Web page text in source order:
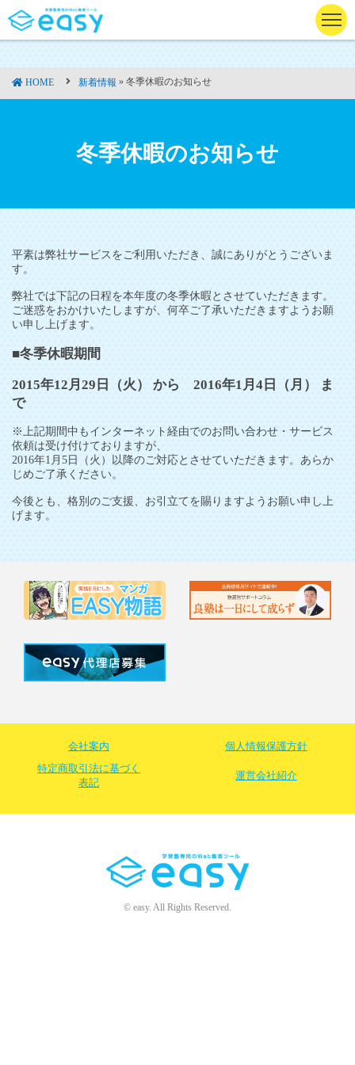
HOME 新着情報 » 冬季休暇のお知らせ
冬季休暇のお知らせ
平素は弊社サービスをご利用いただき、誠にありがとうございま
す。
弊社では下記の日程を本年度の冬季休暇とさせていただきます。
ご迷惑をおかけいたしますが、何卒ご了承いただきますようお願
い申し上げます。
■冬季休暇期間
2015年12月29日（火） から 2016年1月4日（月） ま
で
※上記期間中もインターネット経由でのお問い合わせ・サービス
依頼は受け付けておりますが、
2016年1月5日（火）以降のご対応とさせていただきます。あらか
じめご了承ください。
今後とも、格別のご支援、お引立てを賜りますようお願い申し上
げます。
会社案内
個人情報保護方針
特定商取引法に基づく
表記
運営会社紹介
© easy. All Rights Reserved.